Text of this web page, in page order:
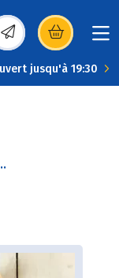
dans une
jusqu'à 19:30